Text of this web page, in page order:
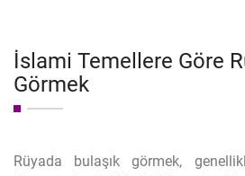
İslami Temellere Göre
Görmek
Rüyada bulaşık görmek,